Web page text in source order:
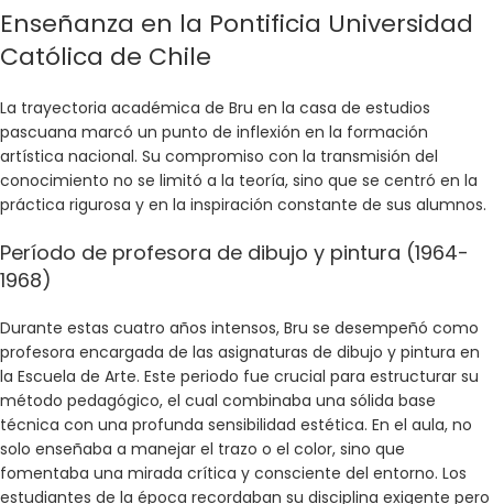
Enseñanza en la Pontificia Universidad
Católica de Chile
La trayectoria académica de Bru en la casa de estudios
pascuana marcó un punto de inflexión en la formación
artística nacional. Su compromiso con la transmisión del
conocimiento no se limitó a la teoría, sino que se centró en la
práctica rigurosa y en la inspiración constante de sus alumnos.
Período de profesora de dibujo y pintura (1964-
1968)
Durante estas cuatro años intensos, Bru se desempeñó como
profesora encargada de las asignaturas de dibujo y pintura en
la Escuela de Arte. Este periodo fue crucial para estructurar su
método pedagógico, el cual combinaba una sólida base
técnica con una profunda sensibilidad estética. En el aula, no
solo enseñaba a manejar el trazo o el color, sino que
fomentaba una mirada crítica y consciente del entorno. Los
estudiantes de la época recordaban su disciplina exigente pero